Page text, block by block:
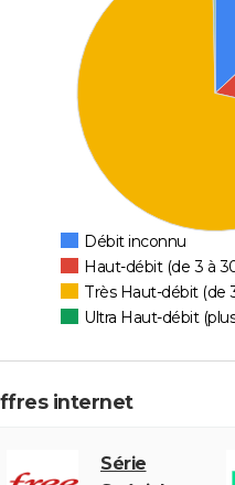
Débit inconnu
Haut-débit (de 3 à
Très Haut-débit (de
Ultra Haut-débit
internet
Série